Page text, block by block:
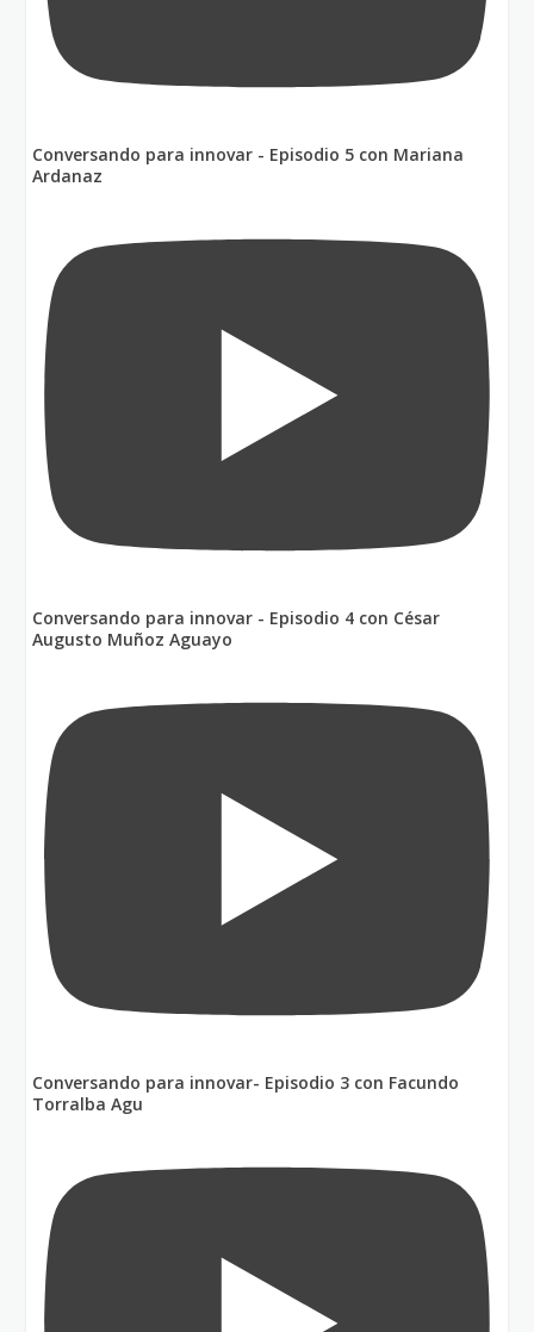
Conversando para innovar - Episodio 5 con Mariana
Ardanaz
Conversando para innovar - Episodio 4 con César
Augusto Muñoz Aguayo
Conversando para innovar- Episodio 3 con Facundo
Torralba Agu